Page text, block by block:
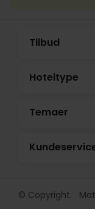
Tilbud
Hoteltype
Temaer
© Copyright.